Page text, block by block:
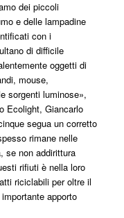
dei piccoli
e delle lampadine
con i
di difficile
oggetti di
mouse,
sorgenti luminose»,
Ecolight, Giancarlo
segua un corretto
rimane nelle
se non addirittura
rifiuti è nella loro
riciclabili per oltre il
apporto